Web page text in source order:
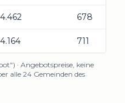
4.462 678
4.164 711
· Angebotspreise, keine
alle 24 Gemeinden des